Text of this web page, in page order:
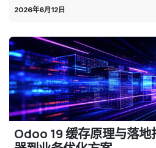
2026年6月12日
Odoo 19 缓存原理与落